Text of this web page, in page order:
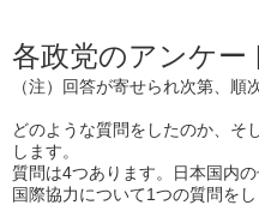
各政党のアンケー
（注）回答が寄せられ次第、順
どのような質問をしたのか、そ
します。
質問は4つあります。日本国内
国際協力について1つの質問をし